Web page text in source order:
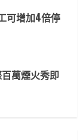
可增加4倍停
萬煙火秀即